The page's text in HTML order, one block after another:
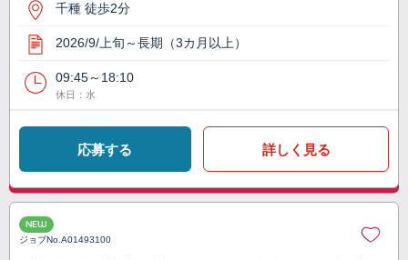
千種 徒歩2分
2026/9/上旬～長期（3カ月以上）
09:45～18:10
休日：水
応募する 詳しく見る
NEW
ジョブNo.A01493100